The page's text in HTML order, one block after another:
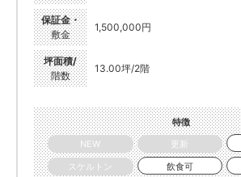
保証金・
敷金
1,500,000円
坪面積/
階数
13.00坪/2階
特徴
NEW
更新
スケルトン
飲食可